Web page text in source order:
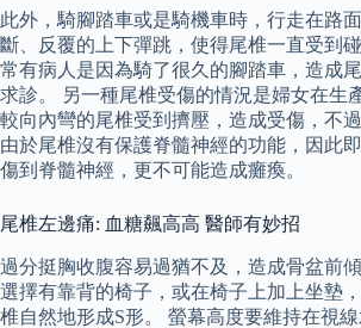
此外，騎腳踏車或是騎機車時，行走在路
斷、反覆的上下彈跳，使得尾椎一直受到
常有病人是因為騎了很久的腳踏車，造成
求診。 另一種尾椎受傷的情況是婦女在生
較向內彎的尾椎受到擠壓，造成受傷，不
由於尾椎沒有保護脊髓神經的功能，因此
傷到脊髓神經，更不可能造成癱瘓。
尾椎左邊痛: 血糖飆高高 醫師有妙招
過分挺胸收腹容易過猶不及，造成骨盆前
選擇有靠背的椅子，或在椅子上加上坐墊
椎自然地形成S形。 螢幕高度要維持在視